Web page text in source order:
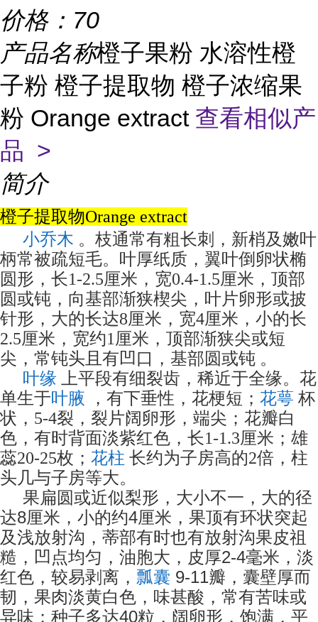
价格： 70
产品名称橙子果粉 水溶性橙
子粉 橙子提取物 橙子浓缩果
粉 Orange extract 查看相似产
品 >
简介
橙子提取物Orange extract
小乔木 。枝通常有粗长刺，新梢及嫩叶
柄常被疏短毛。叶厚纸质，翼叶倒卵状椭
圆形，长1-2.5厘米，宽0.4-1.5厘米，顶部
圆或钝，向基部渐狭楔尖，叶片卵形或披
针形，大的长达8厘米，宽4厘米，小的长
2.5厘米，宽约1厘米，顶部渐狭尖或短
尖，常钝头且有凹口，基部圆或钝 。
叶缘 上平段有细裂齿，稀近于全缘。花
单生于叶腋 ，有下垂性，花梗短； 花萼 杯
状，5-4裂，裂片阔卵形，端尖；花瓣白
色，有时背面淡紫红色，长1-1.3厘米；雄
蕊20-25枚； 花柱 长约为子房高的2倍，柱
头几与子房等大。
果扁圆或近似梨形，大小不一，大的径
达8厘米，小的约4厘米，果顶有环状突起
及浅放射沟，蒂部有时也有放射沟果皮祖
糙，凹点均匀，油胞大，皮厚2-4毫米，淡
红色，较易剥离， 瓢囊 9-11瓣，囊壁厚而
韧，果肉淡黄白色，味甚酸，常有苦味或
异味；种子多达40粒，阔卵形，饱满，平